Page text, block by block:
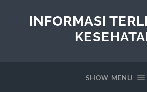
INFORMASI
SHOW MENU